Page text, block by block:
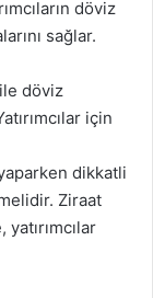
döviz
sağlar.
ile döviz
için
dikkatli
Ziraat